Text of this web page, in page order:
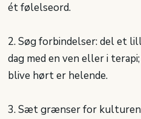
ét følelseord.
2. Søg forbindelser: del et
dag med en ven eller i
blive hørt er helende.
3. Sæt grænser for